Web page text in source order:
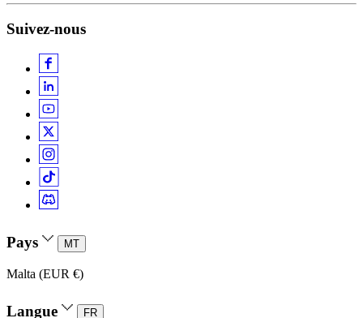
Suivez-nous
Pays MT
Malta (EUR €)
Langue FR